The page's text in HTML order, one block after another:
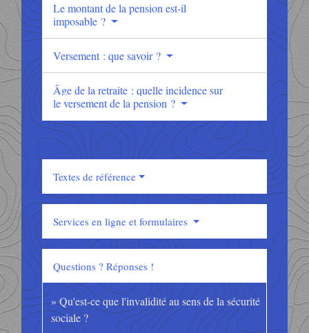
Le montant de la pension est-il
imposable ?
Versement : que savoir ?
Âge de la retraite : quelle incidence sur
le versement de la pension ?
Textes de référence
Services en ligne et formulaires
Questions ? Réponses !
Qu'est-ce que l'invalidité au sens de la sécurité
sociale ?